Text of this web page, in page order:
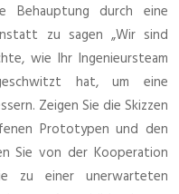
Behauptung durch eine
zu sagen „Wir sind
wie Ihr Ingenieursteam
hat, um eine
Zeigen Sie die Skizzen
Prototypen und den
Sie von der Kooperation
zu einer unerwarteten